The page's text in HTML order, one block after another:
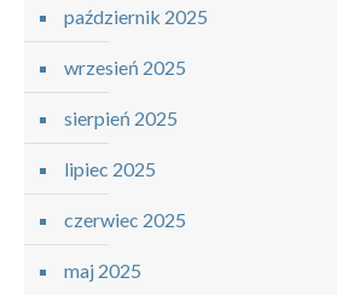
październik 2025
wrzesień 2025
sierpień 2025
lipiec 2025
czerwiec 2025
maj 2025